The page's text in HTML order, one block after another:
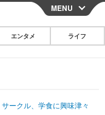
CLOSE
MENU
エンタメ ライフ
ークル、学食に興味津々